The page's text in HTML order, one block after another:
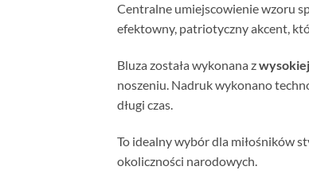
Centralne umiejscowienie wzoru
efektowny, patriotyczny akcent,
Bluza została wykonana z
noszeniu. Nadruk wykonano
długi czas.
To idealny wybór dla miłośników
okoliczności narodowych.